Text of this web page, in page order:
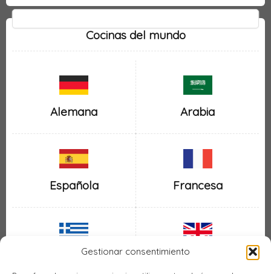
Gestionar consentimiento
Cocinas del mundo
Alemana Arabia
Española Francesa
Griega Inglesa